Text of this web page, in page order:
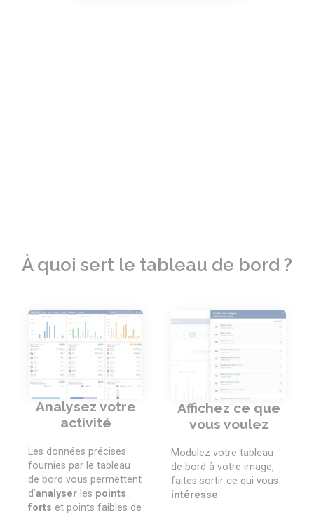
À quoi sert le tableau de bord ?
Analysez votre
activité
Les données précises
fournies par le tableau
de bord vous permettent
d’analyser les points
forts et points faibles de
Affichez ce que
vous voulez
Modulez votre tableau
de bord à votre image,
faites sortir ce qui vous
intéresse.